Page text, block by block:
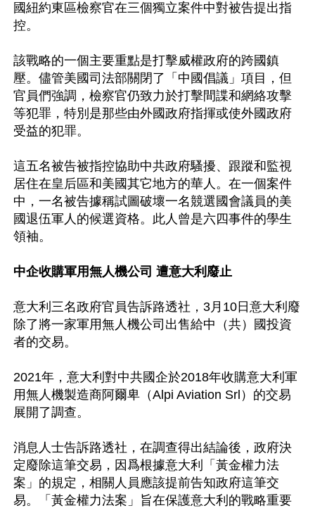
國紐約東區檢察官在三個獨立案件中對被告提出指
控。
該戰略的一個主要重點是打擊威權政府的跨國鎮
壓。儘管美國司法部關閉了「中國倡議」項目，但
官員們強調，檢察官仍致力於打擊間諜和網絡攻擊
等犯罪，特別是那些由外國政府指揮或使外國政府
受益的犯罪。
這五名被告被指控協助中共政府騷擾、跟蹤和監視
居住在皇后區和美國其它地方的華人。在一個案件
中，一名被告據稱試圖破壞一名競選國會議員的美
國退伍軍人的候選資格。此人曾是六四事件的學生
領袖。
中企收購軍用無人機公司 遭意大利廢止
意大利三名政府官員告訴路透社，3月10日意大利廢
除了將一家軍用無人機公司出售給中（共）國投資
者的交易。
2021年，意大利對中共國企於2018年收購意大利軍
用無人機製造商阿爾卑（Alpi Aviation Srl）的交易
展開了調查。
消息人士告訴路透社，在調查得出結論後，政府決
定廢除這筆交易，因爲根據意大利「黃金權力法
案」的規定，相關人員應該提前告知政府這筆交
易。「黃金權力法案」旨在保護意大利的戰略重要